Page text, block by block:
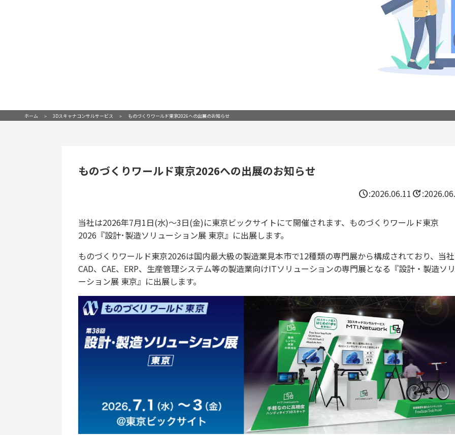
ホーム 3Dスキャナコンサルサービス ものづくりワールド東京2026への出展のお知らせ
ものづくりワールド東京2026への出展のお知らせ
schedule:2026.06.11 update:
当社は2026年7月1日(水)～3日(金)に東京ビックサイトにて開催されます、ものづくりワールド東京
2026『設計･製造ソリューション展 東京』に出展します。
ものづくりワールド東京2026は国内最大級の製造業見本市で12種類の専門展から構成されており、当
CAD、CAE、ERP、生産管理システム等の製造業向けITソリューションの専門展となる『設計・製造ソ
ーション展 東京』に出展します。